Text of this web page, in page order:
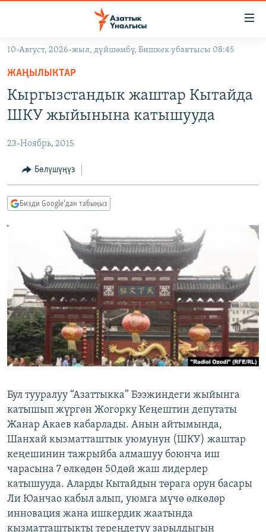
Навигацияга
өтүңүз
Издөөгө
салыңызКЫРГЫЗСТАН
ЭКОНОМИКА
МАДАНИЯТ
ДҮЙНӨ
БОРБОР АЗИЯ
АТАЙЫН ИЛИКТӨӨ
ТВ ПРОГРАММАЛАР
ЭКСПЕРТТЕР ТАЛДАЙТ
БИЗ ЖАНА ДҮЙНӨ
ЭЖЕ-СИҢДИЛЕР
АЗАТТЫК+
ЫҢГАЙСЫЗ СУРООЛОР
ӨЗГӨЧӨ ПИКИР
ОНЛАЙН ШЕРИНЕ
ЭЕ/АРнун бардык сайттары
10-Август, 2026-жыл, дүйшөмбү, Бишкек убактысы 08:45
ЖАҢЫЛЫКТАР
Кыргызстандык жаштар Кытайда
ШКУ жыйынына катышууда
23-Ноябрь, 2015
Бөлүшүңүз
Бизди Google'дан табыңыз
Бул тууралуу “Азаттыкка” Бээжиндеги жыйынга
катышып жүргөн Жогорку Кеңештин депутаты
Жанар Акаев кабарлады. Анын айтымында,
Шанхай кызматташтык уюмунун (ШКУ) жаштар
кеңешинин тажрыйба алмашуу боюнча иш
чарасына 7 өлкөдөн 50дөй жаш лидерлер
катышууда. Аларды Кытайдын төрага орун басары
Ли Юанчао кабыл алып, уюмга мүчө өлкөлөр
инновация жана ишкердик жаатында
кызматташтыкты тереңдетүү зарылдыгын